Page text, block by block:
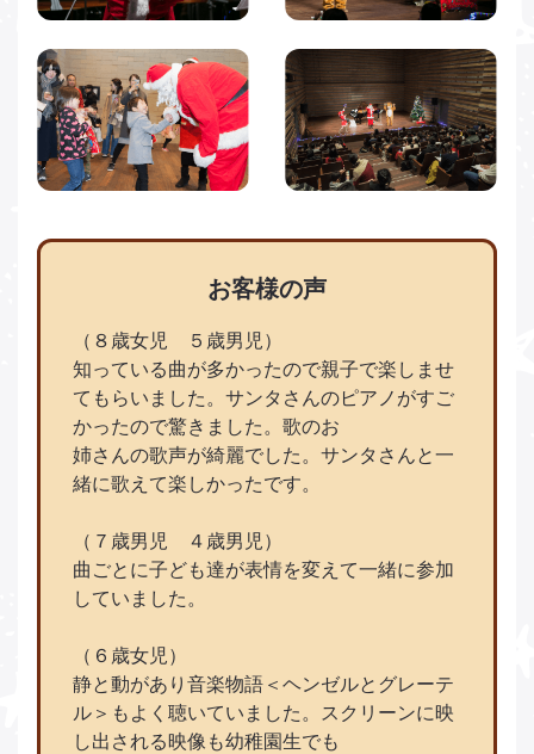
お客様の声
（８歳女児 ５歳男児）
知っている曲が多かったので親子で楽しませ
てもらいました。サンタさんのピアノがすご
かったので驚きました。歌のお
姉さんの歌声が綺麗でした。サンタさんと一
緒に歌えて楽しかったです。
（７歳男児 ４歳男児）
曲ごとに子ども達が表情を変えて一緒に参加
していました。
（６歳女児）
静と動があり音楽物語＜ヘンゼルとグレーテ
ル＞もよく聴いていました。スクリーンに映
し出される映像も幼稚園生でも